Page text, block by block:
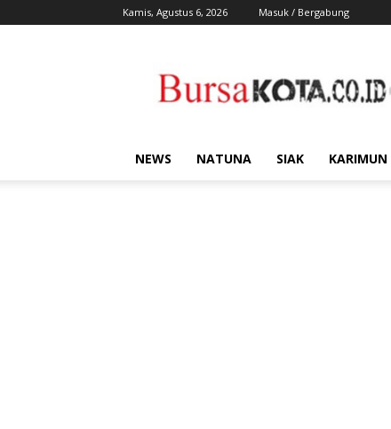
Kamis, Agustus 6, 2026 Masuk / Bergabung
Kota
NEWS NATUNA SIAK KARIMUN